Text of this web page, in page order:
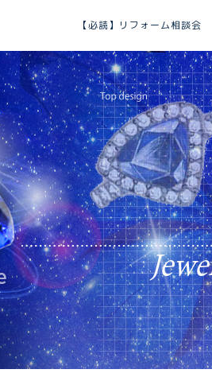
【必読】リフォーム相談会